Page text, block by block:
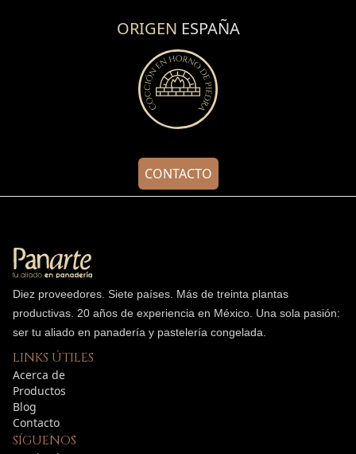
ORIGEN ESPAÑA
CONTACTO
Diez proveedores. Siete países. Más de treinta plantas
productivas. 20 años de experiencia en México. Una sola pasión:
ser tu aliado en panadería y pastelería congelada.
LINKS ÚTILES
Acerca de
Productos
Blog
Contacto
SÍGUENOS